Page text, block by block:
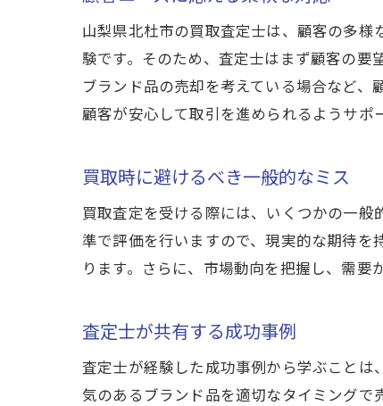
山梨県北杜市の買取査定士は、顧客の多
験です。そのため、査定士はまず顧客の
ブランド品の売却を考えている場合など、
顧客が安心して取引を進められるようサポ
買取時に避けるべき一般的なミス
買取査定を受ける際には、いくつかの一
準で評価を行いますので、現実的な期待を
ります。さらに、市場動向を把握し、需要
査定士が共有する成功事例
査定士が経験した成功事例から学ぶこと
気のあるブランド品を適切なタイミング